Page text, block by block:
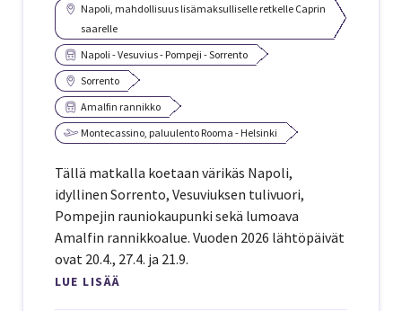
Napoli, mahdollisuus lisämaksulliselle retkelle Caprin
saarelle
Napoli - Vesuvius - Pompeji - Sorrento
Sorrento
Amalfin rannikko
Montecassino, paluulento Rooma - Helsinki
Tällä matkalla koetaan värikäs Napoli,
idyllinen Sorrento, Vesuviuksen tulivuori,
Pompejin rauniokaupunki sekä lumoava
Amalfin rannikkoalue. Vuoden 2026 lähtöpäivät
ovat 20.4., 27.4. ja 21.9.
LUE LISÄÄ